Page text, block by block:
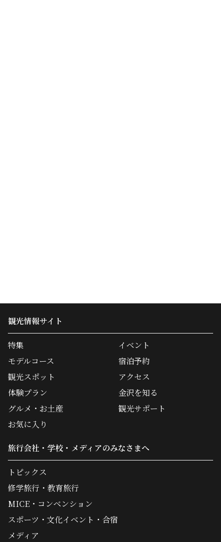
観光情報サイト
特集
モデルコース
観光スポット
体験プラン
グルメ・お土産
イベント
宿泊予約
アクセス
金沢を知る
観光サポート
お気に入り
旅行会社・学校・メディアのみなさまへ
トピックス
修学旅行・教育旅行
MICE・コンベンション
スポーツ・文化イベント・合宿
メディア